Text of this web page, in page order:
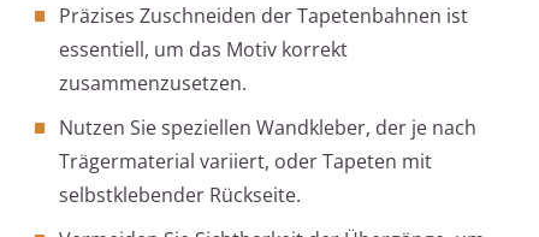
Präzises Zuschneiden der Tapetenbahnen ist
essentiell, um das Motiv korrekt
zusammenzusetzen.
Nutzen Sie speziellen Wandkleber, der je nach
Trägermaterial variiert, oder Tapeten mit
selbstklebender Rückseite.